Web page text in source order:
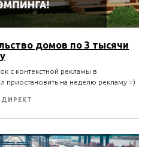
домов по 3 тысячи
с контекстной рекламы в
приостановить на неделю рекламу =)